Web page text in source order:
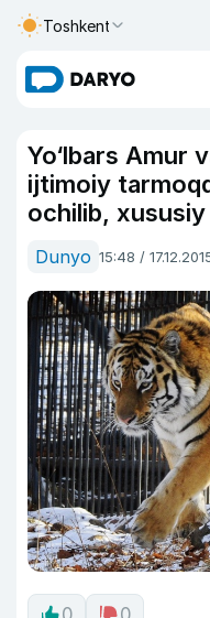
Toshkent
Yo‘lbars Amur
ijtimoiy
ochilib, xususiy
Dunyo 15:48 /